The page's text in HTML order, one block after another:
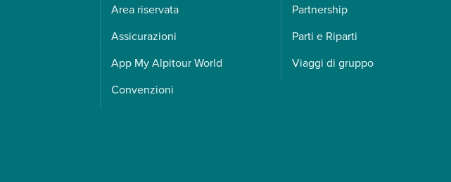
Area riservata
Assicurazioni
App My Alpitour World
Convenzioni
Partnership
Parti e Riparti
Viaggi di gruppo